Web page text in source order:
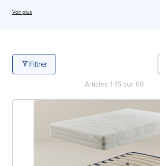
Voir plus
Filtrer
Articles 1-15 sur 69